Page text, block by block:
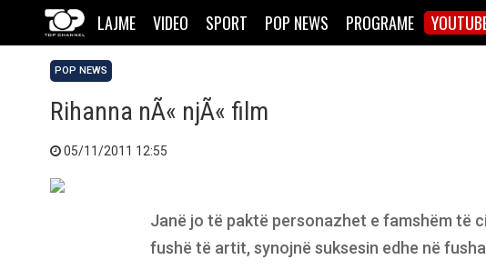
LAJME VIDEO SPORT POP NEWS PROGRAME
POP NEWS
Rihanna nÃ« njÃ« film
05/11/2011 12:55
Janë jo të paktë personazhet e famshëm të
fushë të artit, synojnë suksesin edhe në